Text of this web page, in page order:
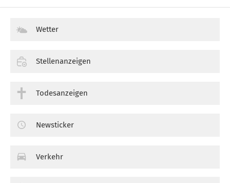
Wetter
Stellenanzeigen
Todesanzeigen
Newsticker
Verkehr